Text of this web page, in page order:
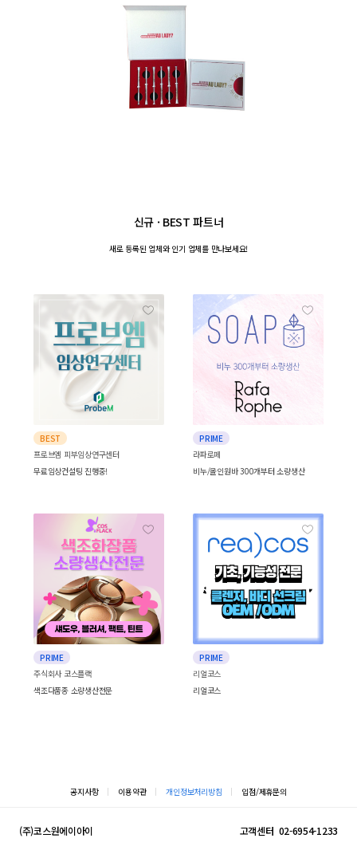
신규 · BEST 파트너
새로 등록된 업체와인기 업체를 만나보세요!
BEST
프로브엠 피부임상연구센터
무료임상컨설팅 진행중!
PRIME
라파로페
비누/올인원바 300개부터 소량생산
PRIME
주식회사 코스플랙
색조다품종 소량생산전문
PRIME
리얼코스
리얼코스
공지사항 이용약관 개인정보처리방침 입점/제휴문의
(주)코스원에이아이 고객센터 02-6954-1233